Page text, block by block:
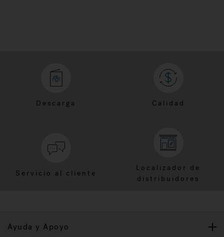
Descarga Calidad
Servicio al cliente
Localizador de
distribuidores
Ayuda y Apoyo